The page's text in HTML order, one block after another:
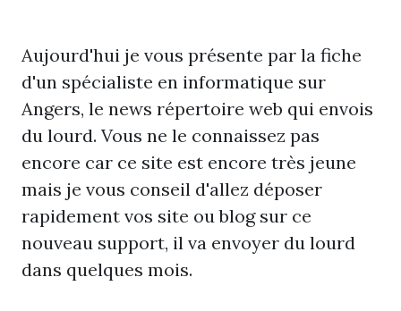
Aujourd'hui je vous présente par la fiche
d'un spécialiste en informatique sur
Angers, le news répertoire web qui envois
du lourd. Vous ne le connaissez pas
encore car ce site est encore très jeune
mais je vous conseil d'allez déposer
rapidement vos site ou blog sur ce
nouveau support, il va envoyer du lourd
dans quelques mois.